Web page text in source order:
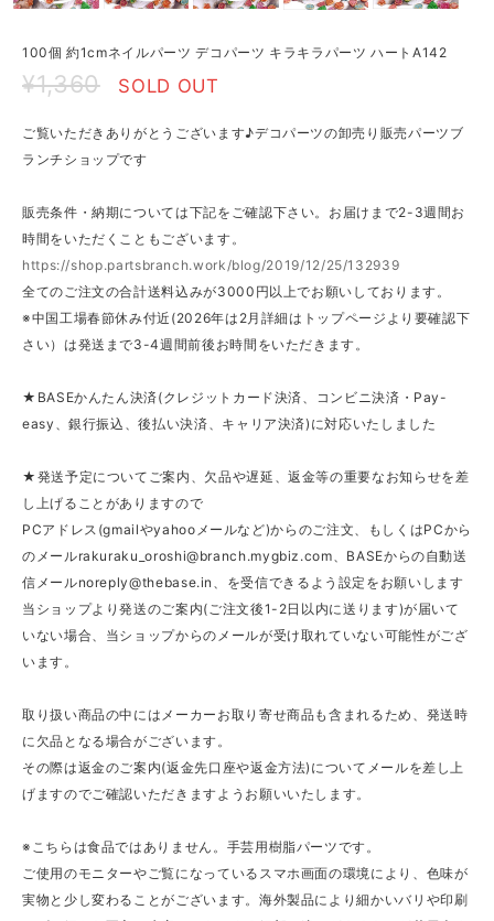
100個 約1cmネイルパーツ デコパーツ キラキラパーツ ハートA142
¥1,360 SOLD OUT
ご覧いただきありがとうございます♪デコパーツの卸売り販売パーツブ
ランチショップです
販売条件・納期については下記をご確認下さい。お届けまで2-3週間お
時間をいただくこともございます。
https://shop.partsbranch.work/blog/2019/12/25/132939
全てのご注文の合計送料込みが3000円以上でお願いしております。
※中国工場春節休み付近(2026年は2月詳細はトップページより要確認下
さい）は発送まで3-4週間前後お時間をいただきます。
★BASEかんたん決済(クレジットカード決済、コンビニ決済・Pay-
easy、銀行振込、後払い決済、キャリア決済)に対応いたしました
★発送予定についてご案内、欠品や遅延、返金等の重要なお知らせを差
し上げることがありますので
PCアドレス(gmailやyahooメールなど)からのご注文、もしくはPCから
のメールrakuraku_oroshi@branch.mygbiz.com 、BASEからの自動送
信メールnoreply@thebase.in
、を受信できるよう設定をお願いします
当ショップより発送のご案内(ご注文後1-2日以内に送ります)が届いて
いない場合、当ショップからのメールが受け取れていない可能性がござ
います。
取り扱い商品の中にはメーカーお取り寄せ商品も含まれるため、発送時
に欠品となる場合がございます。
その際は返金のご案内(返金先口座や返金方法)についてメールを差し上
げますのでご確認いただきますようお願いいたします。
※こちらは食品ではありません。手芸用樹脂パーツです。
ご使用のモニターやご覧になっているスマホ画面の環境により、色味が
実物と少し変わることがございます。海外製品により細かいバリや印刷